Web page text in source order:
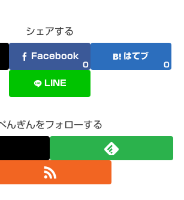
シェアする
Facebook
0
はてブ
0
LINE
んぎんをフォローする